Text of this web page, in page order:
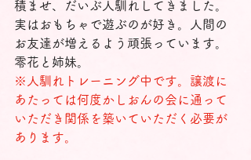
積ませ、だいぶ人馴れしてきました。
実はおもちゃで遊ぶのが好き。人間の
お友達が増えるよう頑張っています。
零花と姉妹。
※人馴れトレーニング中です。譲渡に
あたっては何度かしおんの会に通って
いただき関係を築いていただく必要が
あります。